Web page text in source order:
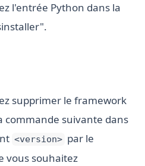
l'entrée Python dans la
supprimer le framework
commande suivante dans
<version> par le
vous souhaitez